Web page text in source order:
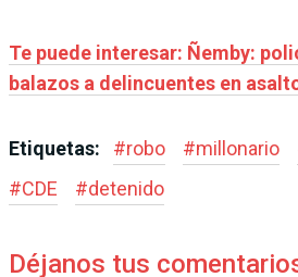
Te puede interesar: Ñemby:
balazos a delincuentes en
Etiquetas: #robo #millonario
#CDE #detenido
Déjanos tus